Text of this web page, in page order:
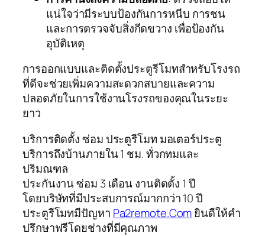
แน่ใจว่ามีระบบป้องกันการหนีบ การชน
และการตรวจจับสิ่งกีดขวาง เพื่อป้องกัน
อุบัติเหตุ
การออกแบบและติดตั้งประตูรีโมทสำหรับโรงรถ
ที่ดีจะช่วยเพิ่มความสะดวกสบายและความ
ปลอดภัยในการใช้งานโรงรถของคุณในระยะ
ยาว
บริการติดตั้ง ซ่อม ประตูรีโมท มอเตอร์ประตู
บริการถึงบ้านภายใน 1 ชม. ทั่วกทมและ
ปริมณฑล
ประกันงาน ซ่อม 3 เดือน งานติดตั้ง 1 ปี
โดยบริษัทที่มีประสบการณ์มากกว่า 10 ปี
ประตูรีโมทมีปัญหา Pa2remote.Comยินดีให้คำ
ปรึกษาฟรีโดยช่างที่มีคุณภาพ